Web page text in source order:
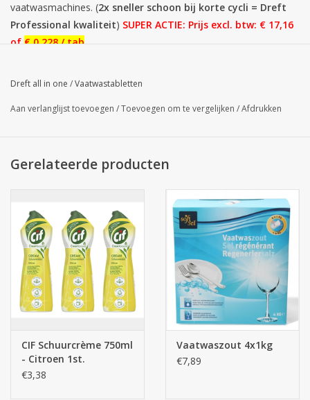
vaatwasmachines. (2x sneller schoon bij korte cycli = Dreft
Professional kwaliteit) SUPER ACTIE: Prijs excl. btw: € 17,16
of € 0,228 / tab
Dreft all in one /Vaatwastabletten
Aan verlanglijst toevoegen /Toevoegen om te vergelijken /Afdrukken
Gerelateerde producten
CIF Schuurcrème 750ml
- Citroen 1st.
€3,38
Vaatwaszout 4x1kg
€7,89